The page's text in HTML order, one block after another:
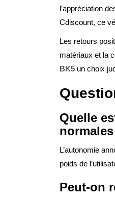
l’appréciation
Cdiscount, ce
Les retours
matériaux et la
BK5 un choix
Quelle
L’autonomie
poids de
Peut-on